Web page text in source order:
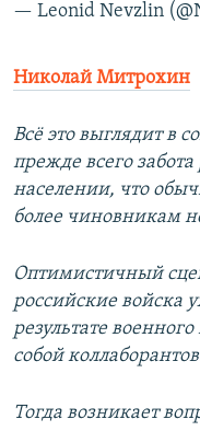
— Leonid Nevzlin
Николай Митрохин
Всё это выглядит в
прежде всего
населении, что
более чиновникам
Оптимистичный
российские войска
результате
собой
Тогда возникает